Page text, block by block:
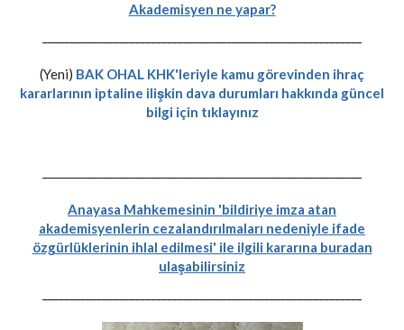
Akademisyen ne yapar?
-----------------------------------------------------------
(Yeni) BAK OHAL KHK'leriyle kamu görevinden ihraç
kararlarının iptaline ilişkin dava durumları hakkında güncel
bilgi için tıklayınız
-----------------------------------------------------------
Anayasa Mahkemesinin 'bildiriye imza atan
akademisyenlerin cezalandırılmaları nedeniyle ifade
özgürlüklerinin ihlal edilmesi' ile ilgili kararına buradan
ulaşabilirsiniz
-----------------------------------------------------------